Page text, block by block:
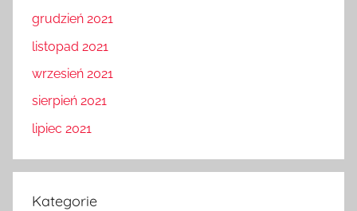
grudzień 2021
listopad 2021
wrzesień 2021
sierpień 2021
lipiec 2021
Kategorie